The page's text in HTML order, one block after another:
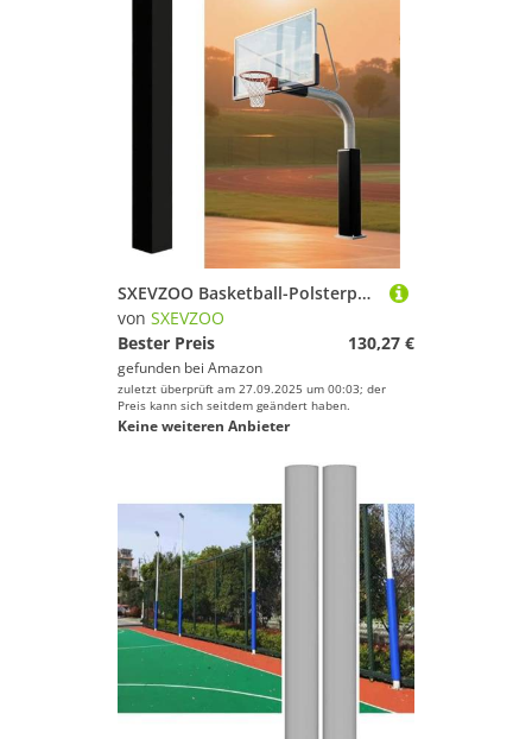
SXEVZOO Basketball-Polsterpolster, Basketballstangen-Polsterung für Spielersicherheit, Wetterfeste Schutzpolsterung für 10x10,16x16,20x20cm Stangen(Black 5ft,16x16cm Pole)
von SXEVZOO
Bester Preis
130,27 €
gefunden bei Amazon
zuletzt überprüft am 27.09.2025 um 00:03; der
Preis kann sich seitdem geändert haben.
Keine weiteren Anbieter